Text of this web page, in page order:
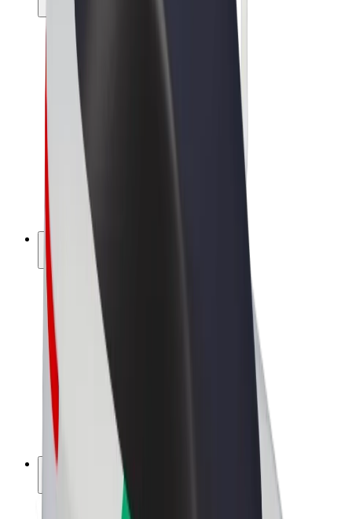
Corse
Monopattini
Bolt Market
Bolt Food
Bolt Drive
Bolt per le aziende
Bicicletta elettrica
Bolt Plus
Collabora con Bolt
Autisti
Ricavi autista
Corriere
Ricavi corriere
Esercenti Bolt Food
Società
Lavora con noi